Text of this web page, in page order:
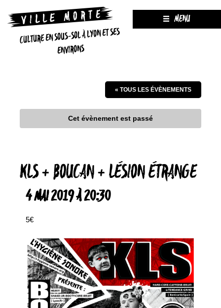
CULTURE EN SOUS-SOL À LYON ET SES
ENVIRONS
MENU
« TOUS LES ÉVÈNEMENTS
Cet évènement est passé
KLS + BOUCAN + LÉSION ÉTRANGE
4 MAI 2019 À 20:30
5€